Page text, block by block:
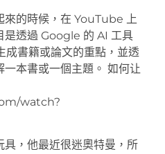
來的時候，在 YouTube 上
是透過 Google 的 AI 工具
書籍或論文的重點，並透
本書或一個主題。 如何让
watch?
，他最近很迷奧特曼，所